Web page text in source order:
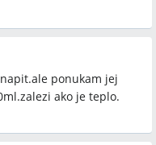
ponukam jej
ako je teplo.